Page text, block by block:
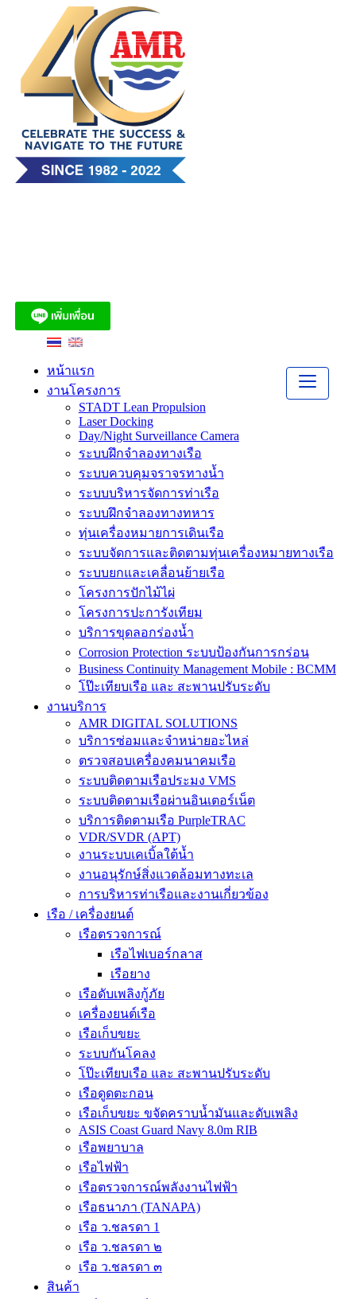
หน้าแรก
งานโครงการ
STADT Lean Propulsion
Laser Docking
Day/Night Surveillance Camera
ระบบฝึกจำลองทางเรือ
ระบบควบคุมจราจรทางน้ำ
ระบบบริหารจัดการท่าเรือ
ระบบฝึกจำลองทางทหาร
ทุ่นเครื่องหมายการเดินเรือ
ระบบจัดการและติดตามทุ่นเครื่องหมายทางเรือ
ระบบยกและเคลื่อนย้ายเรือ
โครงการปักไม้ไผ่
โครงการปะการังเทียม
บริการขุดลอกร่องน้ำ
Corrosion Protection ระบบป้องกันการกร่อน
Business Continuity Management Mobile : BCMM
โป๊ะเทียบเรือ และ สะพานปรับระดับ
งานบริการ
AMR DIGITAL SOLUTIONS
บริการซ่อมและจำหน่ายอะไหล่
ตรวจสอบเครื่องคมนาคมเรือ
ระบบติดตามเรือประมง VMS
ระบบติดตามเรือผ่านอินเตอร์เน็ต
บริการติดตามเรือ PurpleTRAC
VDR/SVDR (APT)
งานระบบเคเบิ้ลใต้น้ำ
งานอนุรักษ์สิ่งแวดล้อมทางทะเล
การบริหารท่าเรือและงานเกี่ยวข้อง
เรือ / เครื่องยนต์
เรือตรวจการณ์
เรือไฟเบอร์กลาส
เรือยาง
เรือดับเพลิงกู้ภัย
เครื่องยนต์เรือ
เรือเก็บขยะ
ระบบกันโคลง
โป๊ะเทียบเรือ และ สะพานปรับระดับ
เรือดูดตะกอน
เรือเก็บขยะ ขจัดคราบน้ำมันและดับเพลิง
ASIS Coast Guard Navy 8.0m RIB
เรือพยาบาล
เรือไฟฟ้า
เรือตรวจการณ์พลังงานไฟฟ้า
เรือธนาภา (TANAPA)
เรือ ว.ชลรดา 1
เรือ ว.ชลรดา ๒
เรือ ว.ชลรดา ๓
สินค้า